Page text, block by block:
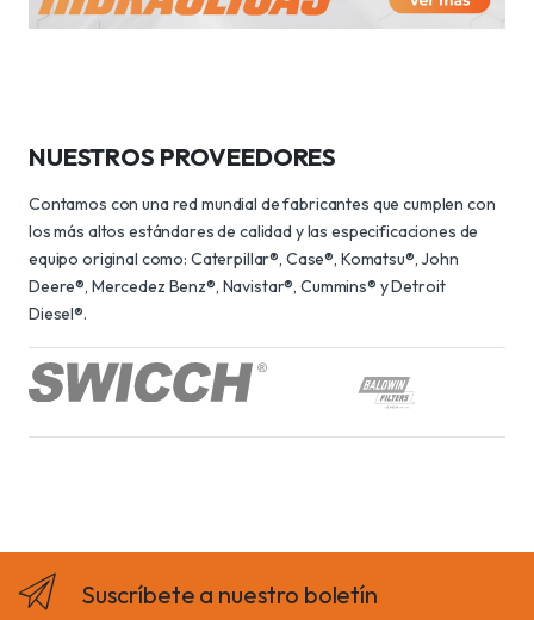
NUESTROS PROVEEDORES
Contamos con una red mundial de fabricantes que cumplen con
los más altos estándares de calidad y las especificaciones de
equipo original como: Caterpillar®, Case®, Komatsu®, John
Deere®, Mercedez Benz®, Navistar®, Cummins® y Detroit
Diesel®.
Suscríbete a nuestro boletín